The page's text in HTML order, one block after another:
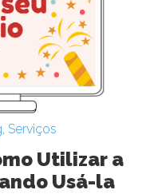
, Serviços
Utilizar a
Usá-la